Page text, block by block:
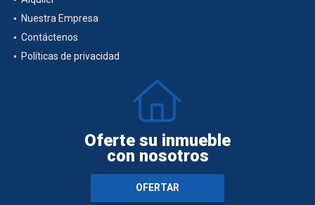
Nuestra Empresa
Contáctenos
Políticas de privacidad
Oferte su inmueble
con nosotros
OFERTAR